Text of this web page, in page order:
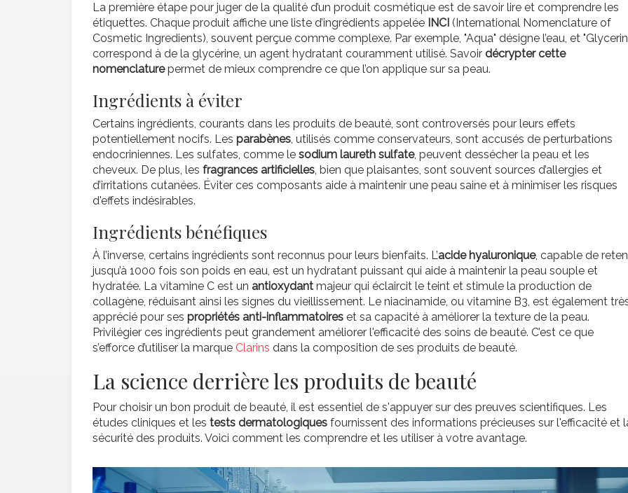
La première étape pour juger de la qualité d’un produit cosmétique est de savoir lire et comprendre les
étiquettes. Chaque produit affiche une liste d’ingrédients appelée INCI (International Nomenclature of
Cosmetic Ingredients), souvent perçue comme complexe. Par exemple, "Aqua" désigne l’eau, et
correspond à de la glycérine, un agent hydratant couramment utilisé. Savoir décrypter cette
nomenclaturepermet de mieux comprendre ce que l’on applique sur sa peau.
Ingrédients à éviter
Certains ingrédients, courants dans les produits de beauté, sont controversés pour leurs effets
potentiellement nocifs. Les parabènes, utilisés comme conservateurs, sont accusés de perturbations
endocriniennes. Les sulfates, comme le sodium laureth sulfate, peuvent dessécher la peau et les
cheveux. De plus, les fragrances artificielles, bien que plaisantes, sont souvent sources d’allergies et
d’irritations cutanées. Éviter ces composants aide à maintenir une peau saine et à minimiser les risques
d'effets indésirables.
Ingrédients bénéfiques
À l’inverse, certains ingrédients sont reconnus pour leurs bienfaits. L’acide hyaluronique, capable de
jusqu’à 1000 fois son poids en eau, est un hydratant puissant qui aide à maintenir la peau souple et
hydratée. La vitamine C est un antioxydant majeur qui éclaircit le teint et stimule la production de
collagène, réduisant ainsi les signes du vieillissement. Le niacinamide, ou vitamine B3, est également
apprécié pour ses propriétés anti-inflammatoires et sa capacité à améliorer la texture de la peau.
Privilégier ces ingrédients peut grandement améliorer l'efficacité des soins de beauté. C’est ce que
s’efforce d’utiliser la marque Clarins dans la composition de ses produits de beauté.
La science derrière les produits de beauté
Pour choisir un bon produit de beauté, il est essentiel de s'appuyer sur des preuves scientifiques. Les
études cliniques et les tests dermatologiques fournissent des informations précieuses sur l'efficacité et
sécurité des produits. Voici comment les comprendre et les utiliser à votre avantage.